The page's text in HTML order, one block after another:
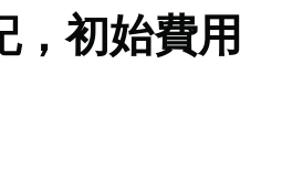
，初始費用